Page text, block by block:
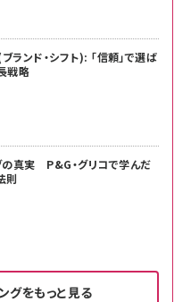
ンド・シフト): 「信頼」で選ば
戦略
の真実 P&G・グリコで学んだ
則
をもっと見る